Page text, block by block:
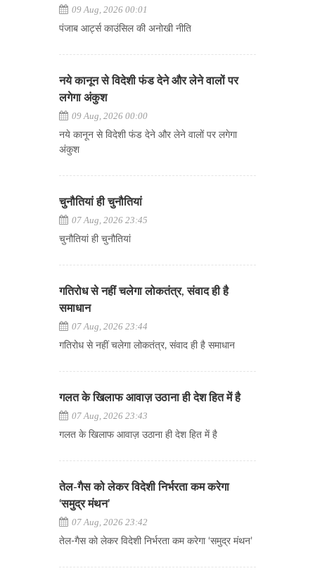
09 Aug, 2026 00:01
पंजाब आर्ट्स काउंसिल की अनोखी नीति
नये कानून से विदेशी फंड देने और लेने वालों पर
लगेगा अंकुश
09 Aug, 2026 00:00
नये कानून से विदेशी फंड देने और लेने वालों पर लगेगा
अंकुश
चुनौतियां ही चुनौतियां
07 Aug, 2026 23:45
चुनौतियां ही चुनौतियां
गतिरोध से नहीं चलेगा लोकतंत्र, संवाद ही है
समाधान
07 Aug, 2026 23:44
गतिरोध से नहीं चलेगा लोकतंत्र, संवाद ही है समाधान
गलत के खिलाफ आवाज़ उठाना ही देश हित में है
07 Aug, 2026 23:43
गलत के खिलाफ आवाज़ उठाना ही देश हित में है
तेल-गैस को लेकर विदेशी निर्भरता कम करेगा
‘समुद्र मंथन’
07 Aug, 2026 23:42
तेल-गैस को लेकर विदेशी निर्भरता कम करेगा ‘समुद्र मंथन’